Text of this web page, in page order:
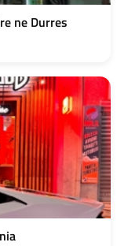
ne Durres